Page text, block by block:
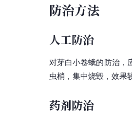
防治方法
人工防治
对芽白小卷蛾的防治，
虫梢，集中烧毁，效果
药剂防治